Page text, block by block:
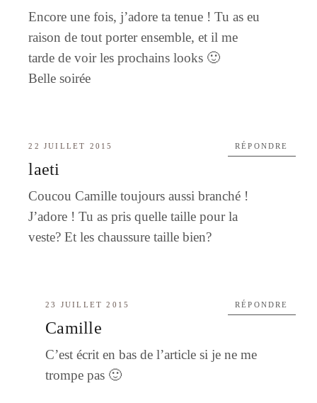
Encore une fois, j’adore ta tenue ! Tu as eu
raison de tout porter ensemble, et il me
tarde de voir les prochains looks 🙂
Belle soirée
22 JUILLET 2015
laeti
Coucou Camille toujours aussi branché !
J’adore ! Tu as pris quelle taille pour la
veste? Et les chaussure taille bien?
RÉPONDRE
23 JUILLET 2015
Camille
C’est écrit en bas de l’article si je ne me
trompe pas 🙂
RÉPONDRE